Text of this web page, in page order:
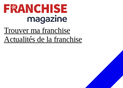
Trouver ma franchise
Actualités de la franchise